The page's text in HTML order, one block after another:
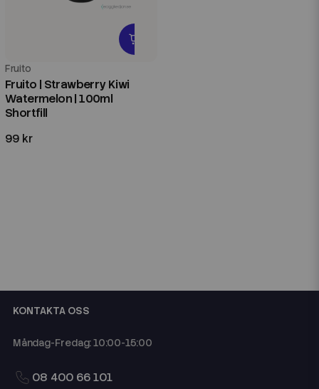
Fruito
Fruito | Strawberry Kiwi
Watermelon | 100ml
Shortfill
99 kr
KONTAKTA OSS
Måndag-Fredag: 10:00-15:00
08 400 66 101